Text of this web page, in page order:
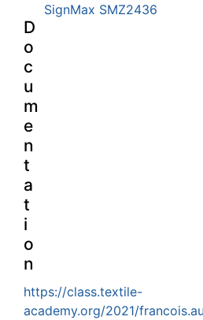
SignMax SMZ2436
D
o
c
u
m
e
n
t
a
t
i
o
n
https://class.textile-
academy.org/2021/